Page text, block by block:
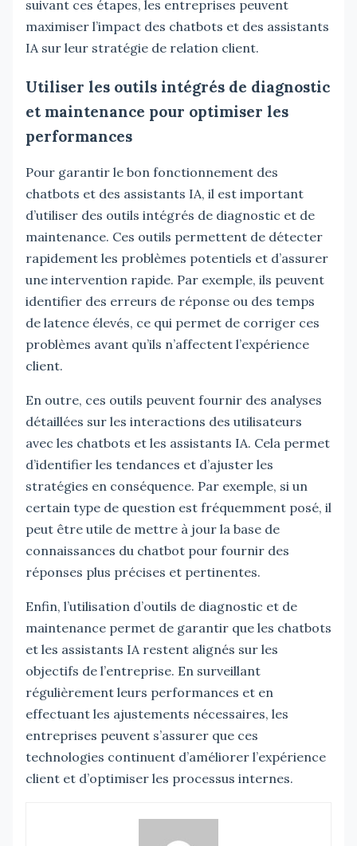
suivant ces étapes, les entreprises peuvent
maximiser l’impact des chatbots et des assistants
IA sur leur stratégie de relation client.
Utiliser les outils intégrés de diagnostic
et maintenance pour optimiser les
performances
Pour garantir le bon fonctionnement des
chatbots et des assistants IA, il est important
d’utiliser des outils intégrés de diagnostic et de
maintenance. Ces outils permettent de détecter
rapidement les problèmes potentiels et d’assurer
une intervention rapide. Par exemple, ils peuvent
identifier des erreurs de réponse ou des temps
de latence élevés, ce qui permet de corriger ces
problèmes avant qu’ils n’affectent l’expérience
client.
En outre, ces outils peuvent fournir des analyses
détaillées sur les interactions des utilisateurs
avec les chatbots et les assistants IA. Cela permet
d’identifier les tendances et d’ajuster les
stratégies en conséquence. Par exemple, si un
certain type de question est fréquemment posé, il
peut être utile de mettre à jour la base de
connaissances du chatbot pour fournir des
réponses plus précises et pertinentes.
Enfin, l’utilisation d’outils de diagnostic et de
maintenance permet de garantir que les chatbots
et les assistants IA restent alignés sur les
objectifs de l’entreprise. En surveillant
régulièrement leurs performances et en
effectuant les ajustements nécessaires, les
entreprises peuvent s’assurer que ces
technologies continuent d’améliorer l’expérience
client et d’optimiser les processus internes.